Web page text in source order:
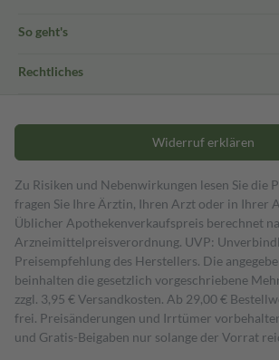
So geht's
Rechtliches
Widerruf erklären
Zu Risiken und Nebenwirkungen lesen Sie die
fragen Sie Ihre Ärztin, Ihren Arzt oder in Ihrer
Üblicher Apothekenverkaufspreis berechnet
Arzneimittelpreisverordnung. UVP:
Preisempfehlung des Herstellers. Die
beinhalten die gesetzlich vorgeschriebene
zzgl. 3,95 € Versandkosten. Ab 29,00 €
frei. Preisänderungen und Irrtümer
und Gratis-Beigaben nur solange der Vorrat